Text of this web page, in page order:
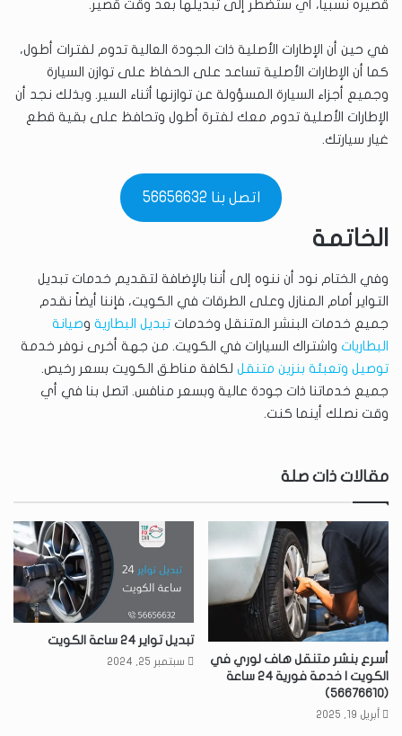
قصيره نسبياً، أي ستضطر إلى تبديلها بعد وقت قصير.
في حين أن الإطارات الأصلية ذات الجودة العالية تدوم لفترات أطول،
كما أن الإطارات الأصلية تساعد على الحفاظ على توازن السيارة
وجميع أجزاء السيارة المسؤولة عن توازنها أثناء السير. وبذلك نجد أن
الإطارات الأصلية تدوم معك لفترة أطول وتحافظ على بقية قطع
غيار سيارتك.
اتصل بنا 56656632
الخاتمة
وفي الختام نود أن ننوه إلى أننا بالإضافة لتقديم خدمات تبديل
التواير أمام المنازل وعلى الطرقات في الكويت، فإننا أيضاً نقدم
جميع خدمات البنشر المتنقل وخدمات تبديل البطارية وصيانة
البطاريات واشتراك السيارات في الكويت. من جهة أخرى نوفر خدمة
توصيل وتعبئة بنزين متنقل لكافة مناطق الكويت بسعر رخيص.
جميع خدماتنا ذات جودة عالية وبسعر منافس. اتصل بنا في أي
وقت نصلك أينما كنت.
مقالات ذات صلة
أسرع بنشر متنقل هاف لوري في
الكويت | خدمة فورية 24 ساعة
(56676610)
أبريل 19, 2025
تبديل تواير 24 ساعة الكويت
سبتمبر 25, 2024